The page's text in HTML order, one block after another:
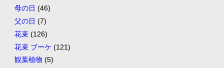
母の日 (46)
父の日 (7)
花束(126)
花束 ブーケ (121)
観葉植物 (5)